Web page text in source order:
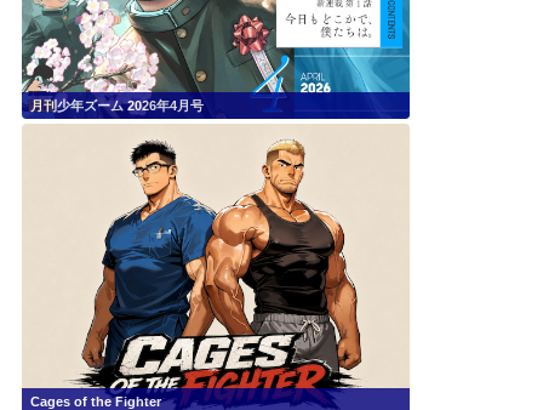
月刊少年ズーム 2026年4月号
Cages of the Fighter